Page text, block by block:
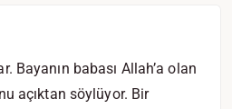
Bayanın babası Allah’a olan
açıktan söylüyor. Bir